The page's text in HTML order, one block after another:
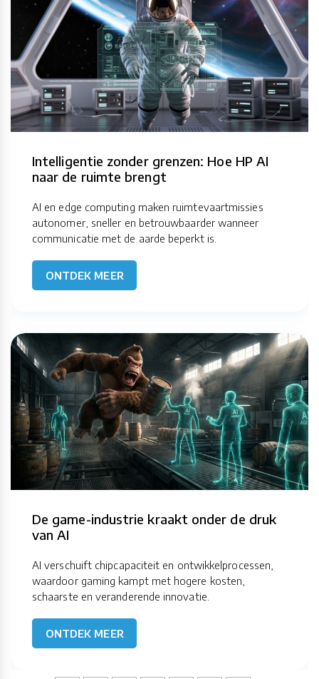
Intelligentie zonder grenzen: Hoe HP AI
naar de ruimte brengt
AI en edge computing maken ruimtevaartmissies
autonomer, sneller en betrouwbaarder wanneer
communicatie met de aarde beperkt is.
ONTDEK MEER
De game-industrie kraakt onder de druk
van AI
AI verschuift chipcapaciteit en ontwikkelprocessen,
waardoor gaming kampt met hogere kosten,
schaarste en veranderende innovatie.
ONTDEK MEER